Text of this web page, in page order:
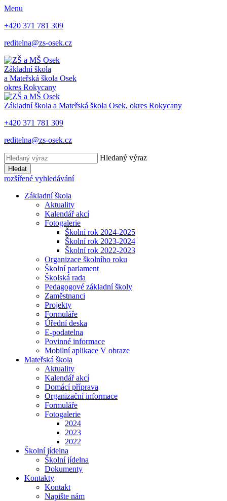
Menu
+420 371 781 309
reditelna@zs-osek.cz
Základní škola
a Mateřská škola Osek
okres Rokycany
Základní škola a Mateřská škola Osek, okres Rokycany
+420 371 781 309
reditelna@zs-osek.cz
Hledaný výraz
Hledat
rozšířené vyhledávání
Základní škola
Aktuality
Kalendář akcí
Fotogalerie
Školní rok 2024-2025
Školní rok 2023-2024
Školní rok 2022-2023
Organizace školního roku
Školní parlament
Školská rada
Pedagogové základní školy
Zaměstnanci
Projekty
Formuláře
Úřední deska
E-podatelna
Povinné informace
Mobilní aplikace V obraze
Mateřská škola
Aktuality
Kalendář akcí
Domácí příprava
Organizační informace
Formuláře
Fotogalerie
2024
2023
2022
Školní jídelna
Školní jídelna
Dokumenty
Kontakty
Kontakt
Napište nám